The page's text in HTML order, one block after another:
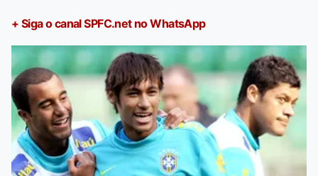
+ Siga o canal SPFC.net no WhatsApp